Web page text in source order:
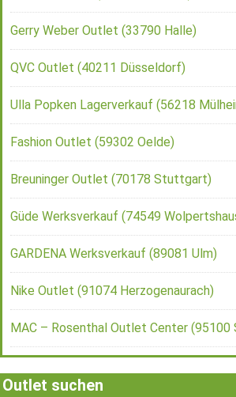
Gerry Weber Outlet (33790 Halle)
QVC Outlet (40211 Düsseldorf)
Ulla Popken Lagerverkauf (56218
Fashion Outlet (59302 Oelde)
Breuninger Outlet (70178 Stuttgart)
Güde Werksverkauf (74549
GARDENA Werksverkauf (89081 Ulm)
Nike Outlet (91074 Herzogenaurach)
MAC – Rosenthal Outlet Center (95100
Outlet suchen